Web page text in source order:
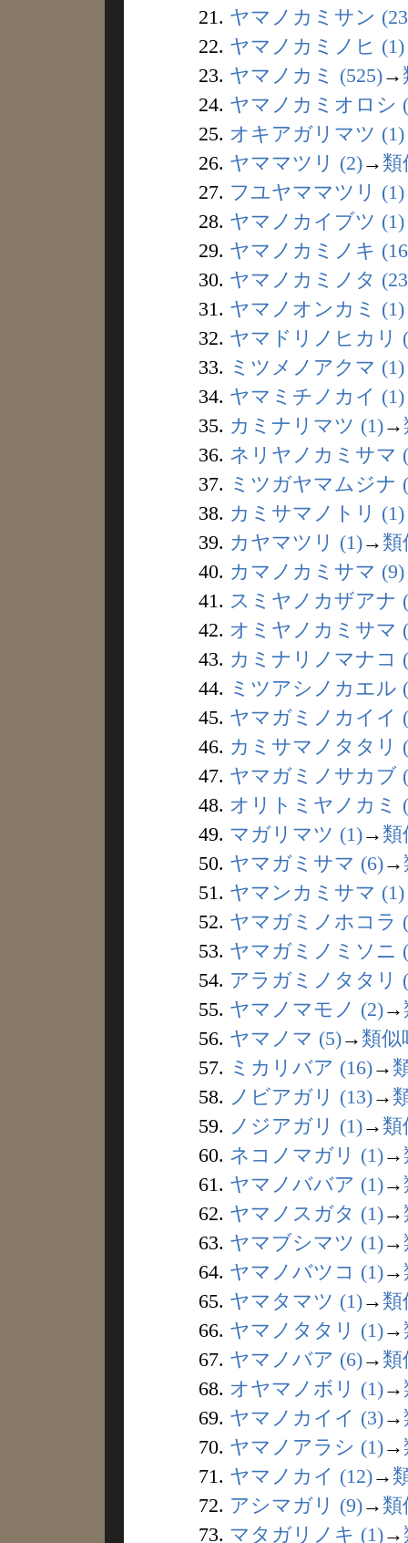
21. ヤマノカミサン
22. ヤマノカミノヒ (1)
23. ヤマノカミ (525)→
24. ヤマノカミオロシ
25. オキアガリマツ (1)
26. ヤママツリ (2)→ 類
27. フユヤママツリ (1)
28. ヤマノカイブツ (1)
29. ヤマノカミノキ
30. ヤマノカミノタ
31. ヤマノオンカミ (1)
32. ヤマドリノヒカリ
33. ミツメノアクマ (1)
34. ヤマミチノカイ (1)
35. カミナリマツ (1)→
36. ネリヤノカミサマ
37. ミツガヤマムジナ
38. カミサマノトリ (1)
39. カヤマツリ (1)→ 類
40. カマノカミサマ (9)
41. スミヤノカザアナ
42. オミヤノカミサマ
43. カミナリノマナコ
44. ミツアシノカエル
45. ヤマガミノカイイ
46. カミサマノタタリ
47. ヤマガミノサカブ
48. オリトミヤノカミ
49. マガリマツ (1)→ 類
50. ヤマガミサマ (6)→
51. ヤマンカミサマ (1)
52. ヤマガミノホコラ
53. ヤマガミノミソニ
54. アラガミノタタリ
55. ヤマノマモノ (2)→
56. ヤマノマ (5)→ 類似
57. ミカリバア (16)→
58. ノビアガリ (13)→
59. ノジアガリ (1)→ 類
60. ネコノマガリ (1)→
61. ヤマノババア (1)→
62. ヤマノスガタ (1)→
63. ヤマブシマツ (1)→
64. ヤマノバツコ (1)→
65. ヤマタマツ (1)→ 類
66. ヤマノタタリ (1)→
67. ヤマノバア (6)→ 類
68. オヤマノボリ (1)→
69. ヤマノカイイ (3)→
70. ヤマノアラシ (1)→
71. ヤマノカイ (12)→
72. アシマガリ (9)→ 類
73. マタガリノキ (1)→